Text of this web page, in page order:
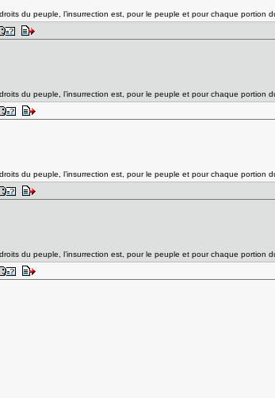
du peuple, l’insurrection est, pour le peuple et pour chaque
du peuple, l’insurrection est, pour le peuple et pour chaque
du peuple, l’insurrection est, pour le peuple et pour chaque
du peuple, l’insurrection est, pour le peuple et pour chaque